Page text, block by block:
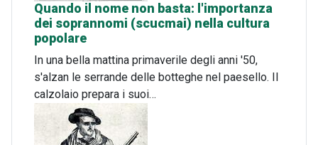
Quando il nome non basta: l'importanza
dei soprannomi (scucmai) nella cultura
popolare
In una bella mattina primaverile degli anni '50,
s'alzan le serrande delle botteghe nel paesello. Il
calzolaio prepara i suoi…